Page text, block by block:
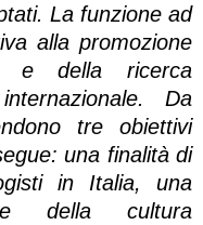
La funzione ad
alla promozione
e della ricerca
Da
tre obiettivi
una finalità di
in Italia, una
della cultura